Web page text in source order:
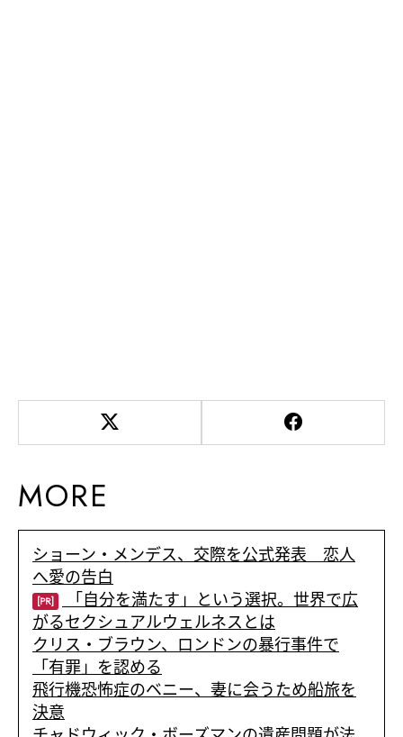
MORE
ショーン・メンデス、交際を公式発表 恋人
へ愛の告白
[PR]
「自分を満たす」という選択。世界で広
がるセクシュアルウェルネスとは
クリス・ブラウン、ロンドンの暴行事件で
「有罪」を認める
飛行機恐怖症のベニー、妻に会うため船旅を
決意